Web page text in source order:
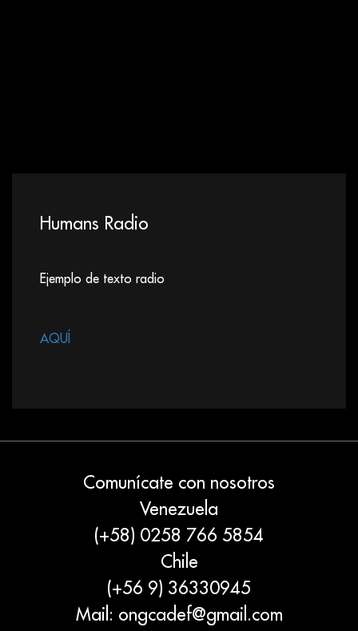
Humans Radio
Ejemplo de texto radio
AQUÍ
Comunícate con nosotros
Venezuela
(+58) 0258 766 5854
Chile
(+56 9) 36330945
Mail: ongcadef@gmail.com